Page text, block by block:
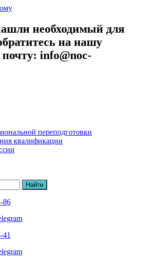
необходимый для
на нашу
info@noc-
переподготовки
квалификации
Найти
86
41